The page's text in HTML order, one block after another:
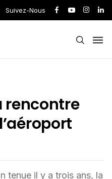
Suivez-Nous
rencontre
tenue il y a trois ans, la